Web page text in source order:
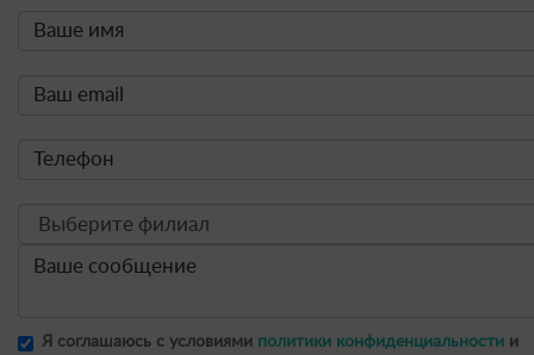
Я соглашаюсь с условиями политики конфиденциальности и